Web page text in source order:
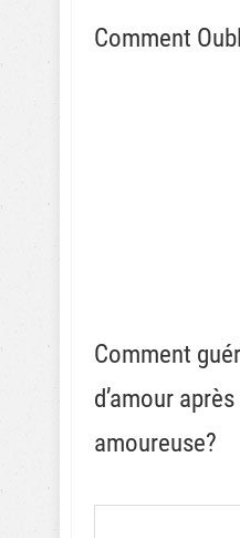
Comment
Comment
d’amour
amoureuse?